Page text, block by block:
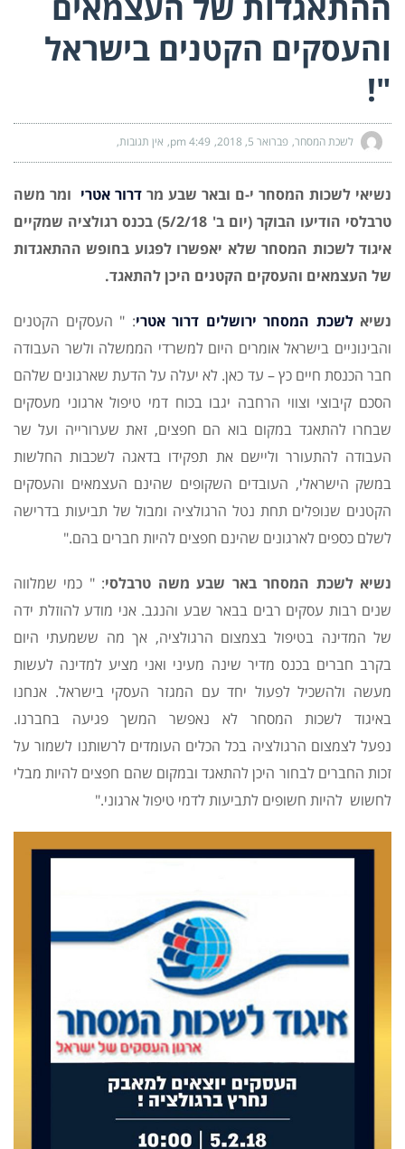
והעסקים הקטנים בישראל
"!
לשכת המסחר פברואר 5, 2018 4:49 pm אין תגובות
נשיאי לשכות המסחר י-ם ובאר שבע מר דרור אטרי ומר משה
טרבלסי הודיעו הבוקר (יום ב' 5/2/18) בכנס רגולציה שמקיים
איגוד לשכות המסחר שלא יאפשרו לפגוע בחופש ההתאגדות
של העצמאים והעסקים הקטנים היכן להתאגד.
נשיאלשכת המסחר ירושלים דרור אטרי: " העסקים הקטנים
והבינוניים בישראל אומרים היום למשרדי הממשלה ולשר העבודה
חבר הכנסת חיים כץ – עד כאן. לא יעלה על הדעת שארגונים שלהם
הסכם קיבוצי וצווי הרחבה יגבו בכוח דמי טיפול ארגוני מעסקים
שבחרו להתאגד במקום בוא הם חפצים, זאת שערורייה ועל שר
העבודה להתעורר וליישם את תפקידו בדאגה לשכבות החלשות
במשק הישראלי, העובדים השקופים שהינם העצמאים והעסקים
הקטנים שנופלים תחת נטל הרגולציה ומבול של תביעות בדרישה
לשלם כספים לארגונים שהינם חפצים להיות חברים בהם."
נשיא לשכת המסחר באר שבע משה טרבלסי: " כמי שמלווה
שנים רבות עסקים רבים בבאר שבע והנגב. אני מודע להוזלת ידה
של המדינה בטיפול בצמצום הרגולציה, אך מה ששמעתי היום
בקרב חברים בכנס מדיר שינה מעיני ואני מציע למדינה לעשות
מעשה ולהשכיל לפעול יחד עם המגזר העסקי בישראל. אנחנו
באיגוד לשכות המסחר לא נאפשר המשך פגיעה בחברנו.
נפעל לצמצום הרגולציה בכל הכלים העומדים לרשותנו לשמור על
זכות החברים לבחור היכן להתאגד ובמקום שהם חפצים להיות מבלי
לחשוש להיות חשופים לתביעות לדמי טיפול ארגוני."